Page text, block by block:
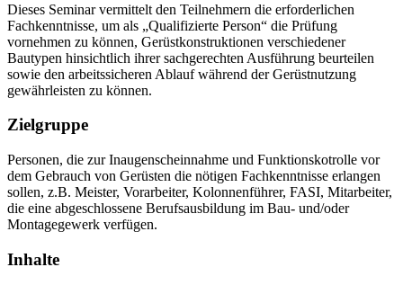
Dieses Seminar vermittelt den Teilnehmern die erforderlichen
Fachkenntnisse, um als „Qualifizierte Person“ die Prüfung
vornehmen zu können, Gerüstkonstruktionen verschiedener
Bautypen hinsichtlich ihrer sachgerechten Ausführung beurteilen
sowie den arbeitssicheren Ablauf während der Gerüstnutzung
gewährleisten zu können.
Zielgruppe
Personen, die zur Inaugenscheinnahme und Funktionskotrolle vor
dem Gebrauch von Gerüsten die nötigen Fachkenntnisse erlangen
sollen, z.B. Meister, Vorarbeiter, Kolonnenführer, FASI, Mitarbeiter,
die eine abgeschlossene Berufsausbildung im Bau- und/oder
Montagegewerk verfügen.
Inhalte